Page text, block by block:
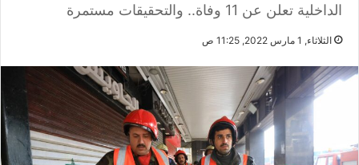
الداخلية تعلن عن 11 وفاة.. والتحقيقات مستمرة
الثلاثاء, 1 مارس 2022, 11:25 ص